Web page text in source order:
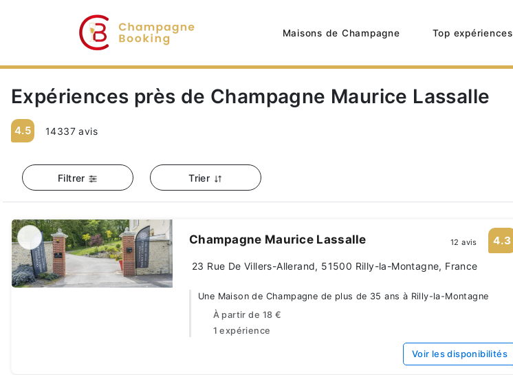
Maisons de Champagne Top expériences
Expériences près de Champagne Maurice Lassalle
4.5 14337 avis
Filtrer Trier
Champagne Maurice Lassalle 12 avis 4.3
23 Rue De Villers-Allerand, 51500 Rilly-la-Montagne, France
Une Maison de Champagne de plus de 35 ans à Rilly-la-Montagne
À partir de 18 €
1 expérience
Voir les disponibilités